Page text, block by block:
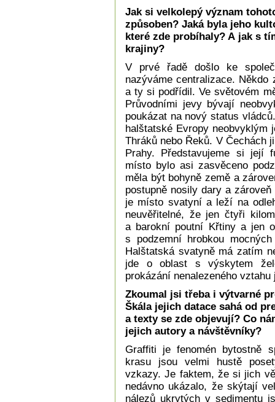
Jak si velkolepý význam
způsoben? Jaká byla jeho
které zde probíhaly? A jak s
krajiny?
V prvé řadě došlo ke
nazýváme centralizace.
a ty si podřídil. Ve světovém
Průvodními jevy bývají
poukázat na nový status
halštatské Evropy neobvyklým
Thráků nebo Řeků. V Čechách
Prahy. Představujeme si její
místo bylo asi zasvěceno
měla být bohyně země a
postupně nosily dary a
je místo svatyní a leží na
neuvěřitelné, že jen čtyři
a barokní poutní Křtiny a jen
s podzemní hrobkou
Halštatská svatyně má zatím
jde o oblast s výskytem
prokázání nenalezeného
Zkoumal jsi třeba i výtvarné
Škála jejich datace sahá od
a texty se zde objevují? Co
jejich autory a návštěvníky?
Graffiti je fenomén bytostně
krasu jsou velmi hustě
vzkazy. Je faktem, že si jich
nedávno ukázalo, že skýtají
nálezů ukrytých v sedimentu